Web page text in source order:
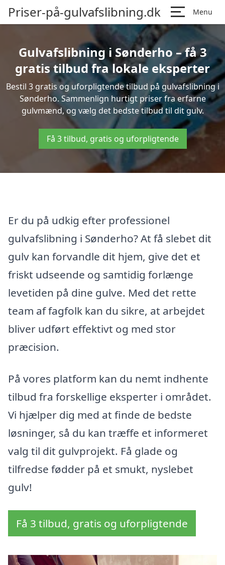
Priser-på-gulvafslibning.dk Menu
Gulvafslibning i Sønderho – få 3
gratis tilbud fra lokale eksperter
Bestil 3 gratis og uforpligtende tilbud på gulvafslibning i
Sønderho. Sammenlign hurtigt priser fra erfarne
gulvmænd, og vælg det bedste tilbud til dit gulv.
Få 3 tilbud, gratis og uforpligtende
Er du på udkig efter professionel
gulvafslibning i Sønderho? At få slebet dit
gulv kan forvandle dit hjem, give det et
friskt udseende og samtidig forlænge
levetiden på dine gulve. Med det rette
team af fagfolk kan du sikre, at arbejdet
bliver udført effektivt og med stor
præcision.
På vores platform kan du nemt indhente
tilbud fra forskellige eksperter i området.
Vi hjælper dig med at finde de bedste
løsninger, så du kan træffe et informeret
valg til dit gulvprojekt. Få glade og
tilfredse fødder på et smukt, nyslebet
gulv!
Få 3 tilbud, gratis og uforpligtende